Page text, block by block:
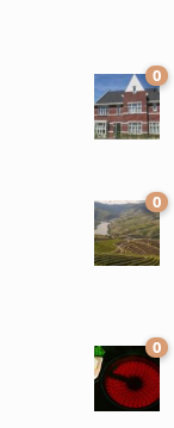
0
0
0